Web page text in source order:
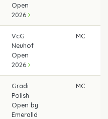
Open
2026
VcG
Neuhof
Open
2026
MC
Gradi
Polish
Open by
Emeralld
MC